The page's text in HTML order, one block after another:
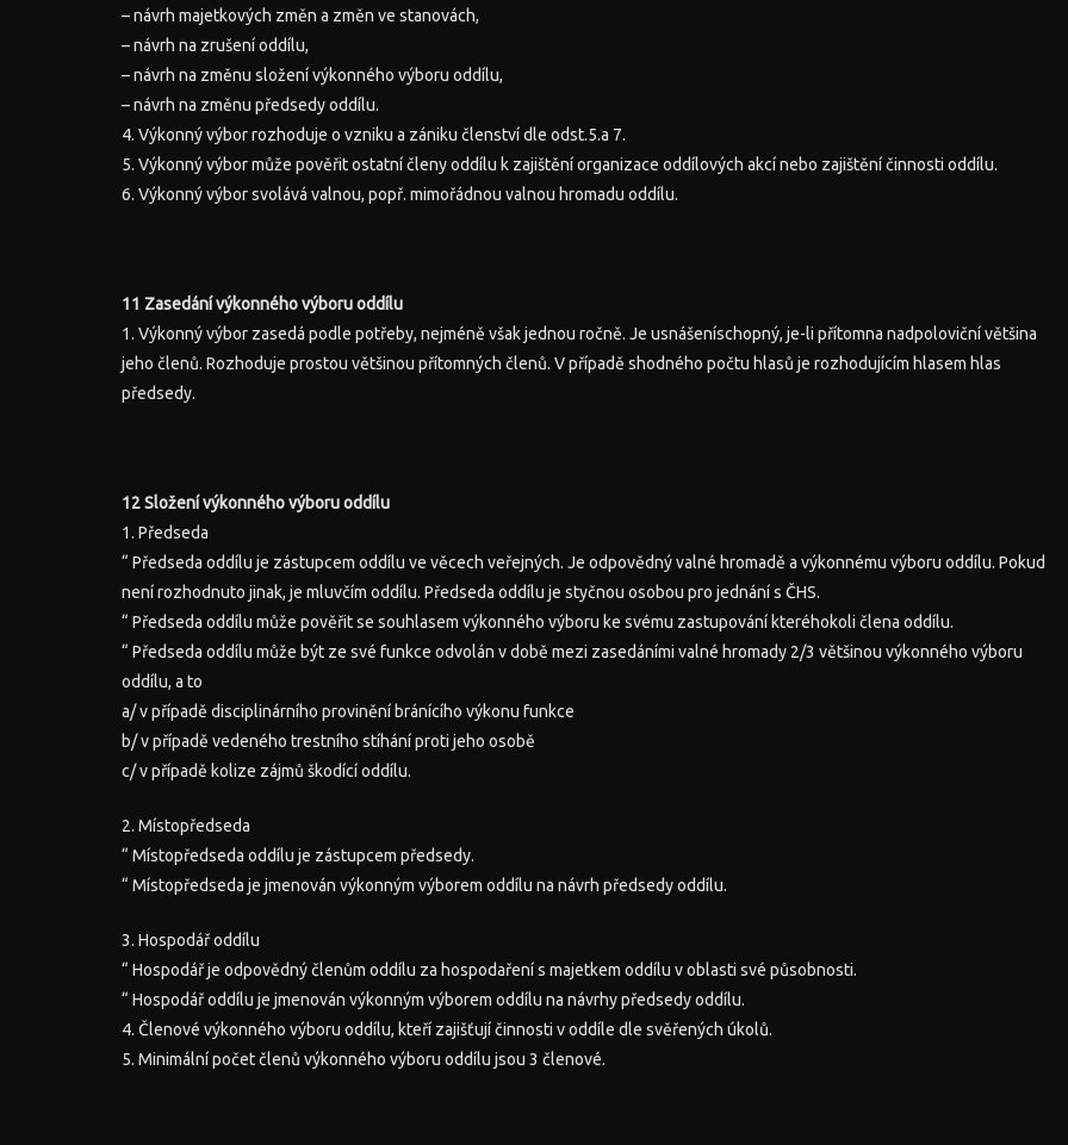
– návrh majetkových změn a změn ve stanovách,
– návrh na zrušení oddílu,
– návrh na změnu složení výkonného výboru oddílu,
– návrh na změnu předsedy oddílu.
4. Výkonný výbor rozhoduje o vzniku a zániku členství dle odst.5.a 7.
5. Výkonný výbor může pověřit ostatní členy oddílu k zajištění organizace oddílových akcí nebo zajištění činnosti oddílu.
6. Výkonný výbor svolává valnou, popř. mimořádnou valnou hromadu oddílu.
11 Zasedání výkonného výboru oddílu
1. Výkonný výbor zasedá podle potřeby, nejméně však jednou ročně. Je usnášeníschopný, je-li přítomna nadpoloviční většina
jeho členů. Rozhoduje prostou většinou přítomných členů. V případě shodného počtu hlasů je rozhodujícím hlasem hlas
předsedy.
12 Složení výkonného výboru oddílu
1. Předseda
“ Předseda oddílu je zástupcem oddílu ve věcech veřejných. Je odpovědný valné hromadě a výkonnému výboru oddílu. Pokud
není rozhodnuto jinak, je mluvčím oddílu. Předseda oddílu je styčnou osobou pro jednání s ČHS.
“ Předseda oddílu může pověřit se souhlasem výkonného výboru ke svému zastupování kteréhokoli člena oddílu.
“ Předseda oddílu může být ze své funkce odvolán v době mezi zasedáními valné hromady 2/3 většinou výkonného výboru
oddílu, a to
a/ v případě disciplinárního provinění bránícího výkonu funkce
b/ v případě vedeného trestního stíhání proti jeho osobě
c/ v případě kolize zájmů škodící oddílu.
2. Místopředseda
“ Místopředseda oddílu je zástupcem předsedy.
“ Místopředseda je jmenován výkonným výborem oddílu na návrh předsedy oddílu.
3. Hospodář oddílu
“ Hospodář je odpovědný členům oddílu za hospodaření s majetkem oddílu v oblasti své působnosti.
“ Hospodář oddílu je jmenován výkonným výborem oddílu na návrhy předsedy oddílu.
4. Členové výkonného výboru oddílu, kteří zajišťují činnosti v oddíle dle svěřených úkolů.
5. Minimální počet členů výkonného výboru oddílu jsou 3 členové.